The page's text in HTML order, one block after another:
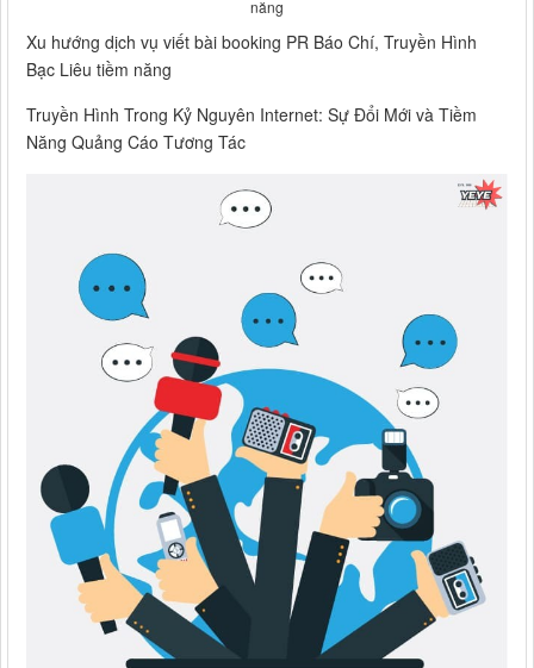
năng
Xu hướng dịch vụ viết bài booking PR Báo Chí, Truyền Hình
Bạc Liêu tiềm năng
Truyền Hình Trong Kỷ Nguyên Internet: Sự Đổi Mới và Tiềm
Năng Quảng Cáo Tương Tác